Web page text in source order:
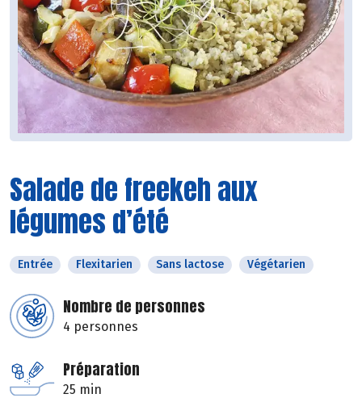
Salade de freekeh aux
légumes d’été
Entrée Flexitarien Sans lactose Végétarien
Nombre de personnes
4 personnes
Préparation
25 min